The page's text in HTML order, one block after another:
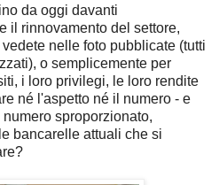
da oggi davanti
il rinnovamento del settore,
nelle foto pubblicate (tutti
o semplicemente per
i loro privilegi, le loro rendite
né l'aspetto né il numero - e
sproporzionato,
bancarelle attuali che si